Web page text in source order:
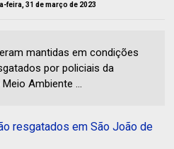
feira, 31 de março de 2023
mantidas em condições
por policiais da
Ambiente ...
resgatados em São João de